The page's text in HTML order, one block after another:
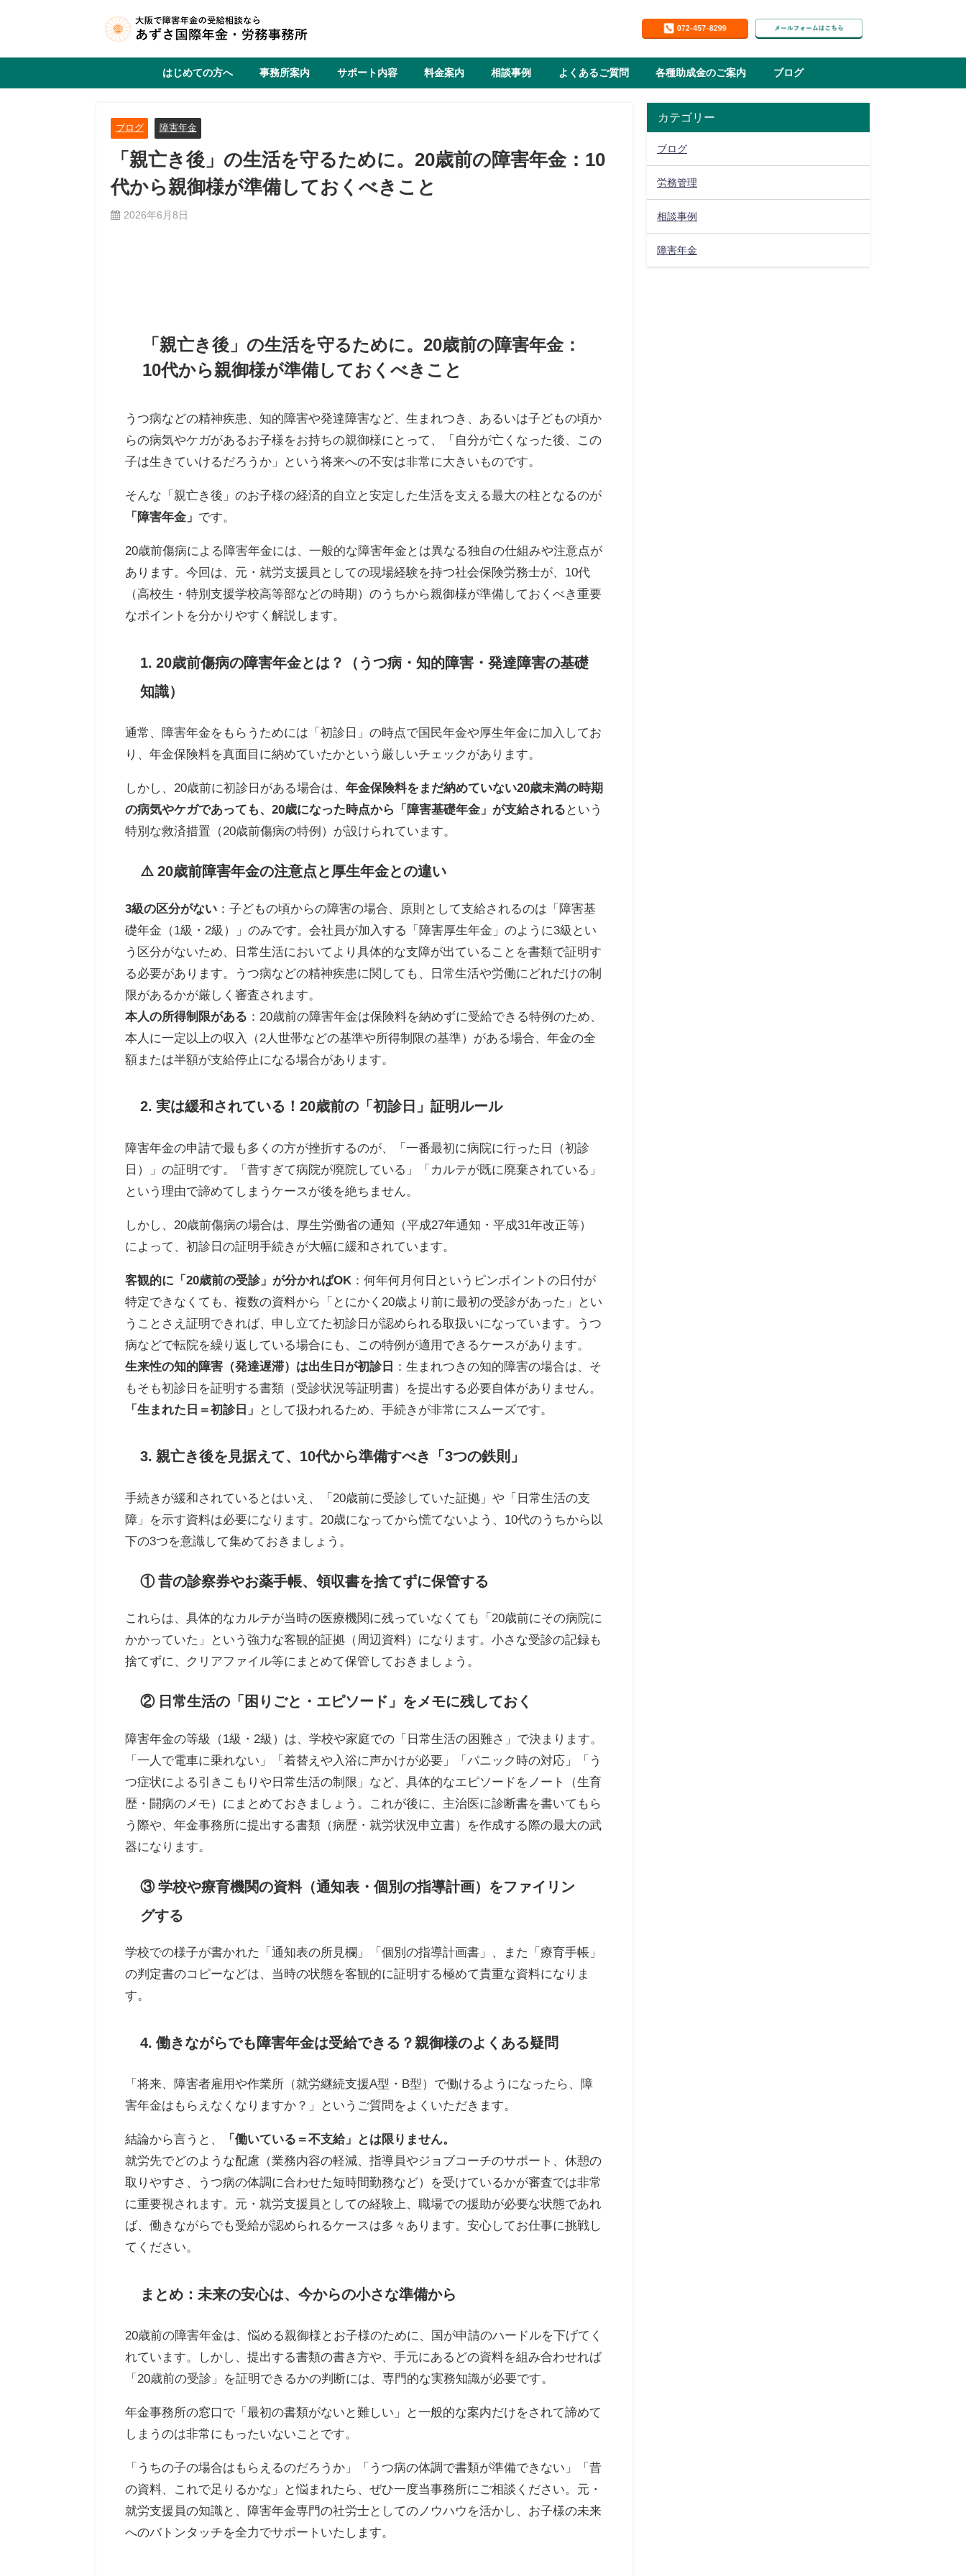
はじめての方へ 事務所案内 サポート内容 料金案内 相談事例 よくあるご質問 各種助成金のご案内 ブログ
ブログ 障害年金
「親亡き後」の生活を守るために。20歳前の障害年金：10
代から親御様が準備しておくべきこと
2026年6月8日
「親亡き後」の生活を守るために。20歳前の障害年金：
10代から親御様が準備しておくべきこと
うつ病などの精神疾患、知的障害や発達障害など、生まれつき、あるいは子どもの頃か
らの病気やケガがあるお子様をお持ちの親御様にとって、「自分が亡くなった後、この
子は生きていけるだろうか」という将来への不安は非常に大きいものです。
そんな「親亡き後」のお子様の経済的自立と安定した生活を支える最大の柱となるのが
「障害年金」 です。
20歳前傷病による障害年金には、一般的な障害年金とは異なる独自の仕組みや注意点が
あります。今回は、元・就労支援員としての現場経験を持つ社会保険労務士が、10代
（高校生・特別支援学校高等部などの時期）のうちから親御様が準備しておくべき重要
なポイントを分かりやすく解説します。
1. 20歳前傷病の障害年金とは？（うつ病・知的障害・発達障害の基礎
知識）
通常、障害年金をもらうためには「初診日」の時点で国民年金や厚生年金に加入してお
り、年金保険料を真面目に納めていたかという厳しいチェックがあります。
しかし、20歳前に初診日がある場合は、年金保険料をまだ納めていない20歳未満の時期
の病気やケガであっても、20歳になった時点から「障害基礎年金」が支給される という
特別な救済措置（20歳前傷病の特例）が設けられています。
⚠️ 20歳前障害年金の注意点と厚生年金との違い
3級の区分がない ：子どもの頃からの障害の場合、原則として支給されるのは「障害基
礎年金（1級・2級）」のみです。会社員が加入する「障害厚生年金」のように3級とい
う区分がないため、日常生活においてより具体的な支障が出ていることを書類で証明す
る必要があります。うつ病などの精神疾患に関しても、日常生活や労働にどれだけの制
限があるかが厳しく審査されます。
本人の所得制限がある ：20歳前の障害年金は保険料を納めずに受給できる特例のため、
本人に一定以上の収入（2人世帯などの基準や所得制限の基準）がある場合、年金の全
額または半額が支給停止になる場合があります。
2. 実は緩和されている！20歳前の「初診日」証明ルール
障害年金の申請で最も多くの方が挫折するのが、「一番最初に病院に行った日（初診
日）」の証明です。「昔すぎて病院が廃院している」「カルテが既に廃棄されている」
という理由で諦めてしまうケースが後を絶ちません。
しかし、20歳前傷病の場合は、厚生労働省の通知（平成27年通知・平成31年改正等）
によって、初診日の証明手続きが大幅に緩和されています。
客観的に「20歳前の受診」が分かればOK ：何年何月何日というピンポイントの日付が
特定できなくても、複数の資料から「とにかく20歳より前に最初の受診があった」とい
うことさえ証明できれば、申し立てた初診日が認められる取扱いになっています。うつ
病などで転院を繰り返している場合にも、この特例が適用できるケースがあります。
生来性の知的障害（発達遅滞）は出生日が初診日
：生まれつきの知的障害の場合は、そ
もそも初診日を証明する書類（受診状況等証明書）を提出する必要自体がありません。
「生まれた日＝初診日」
として扱われるため、手続きが非常にスムーズです。
3. 親亡き後を見据えて、10代から準備すべき「3つの鉄則」
手続きが緩和されているとはいえ、「20歳前に受診していた証拠」や「日常生活の支
障」を示す資料は必要になります。20歳になってから慌てないよう、10代のうちから以
下の3つを意識して集めておきましょう。
① 昔の診察券やお薬手帳、領収書を捨てずに保管する
これらは、具体的なカルテが当時の医療機関に残っていなくても「20歳前にその病院に
かかっていた」という強力な客観的証拠（周辺資料）になります。小さな受診の記録も
捨てずに、クリアファイル等にまとめて保管しておきましょう。
② 日常生活の「困りごと・エピソード」をメモに残しておく
障害年金の等級（1級・2級）は、学校や家庭での「日常生活の困難さ」で決まります。
「一人で電車に乗れない」「着替えや入浴に声かけが必要」「パニック時の対応」「う
つ症状による引きこもりや日常生活の制限」など、具体的なエピソードをノート（生育
歴・闘病のメモ）にまとめておきましょう。これが後に、主治医に診断書を書いてもら
う際や、年金事務所に提出する書類（病歴・就労状況申立書）を作成する際の最大の武
器になります。
③ 学校や療育機関の資料（通知表・個別の指導計画）をファイリン
グする
学校での様子が書かれた「通知表の所見欄」「個別の指導計画書」、また「療育手帳」
の判定書のコピーなどは、当時の状態を客観的に証明する極めて貴重な資料になりま
す。
4. 働きながらでも障害年金は受給できる？親御様のよくある疑問
「将来、障害者雇用や作業所（就労継続支援A型・B型）で働けるようになったら、障
害年金はもらえなくなりますか？」というご質問をよくいただきます。
結論から言うと、
「働いている＝不支給」とは限りません。
就労先でどのような配慮（業務内容の軽減、指導員やジョブコーチのサポート、休憩の
取りやすさ、うつ病の体調に合わせた短時間勤務など）を受けているかが審査では非常
に重要視されます。元・就労支援員としての経験上、職場での援助が必要な状態であれ
ば、働きながらでも受給が認められるケースは多々あります。安心してお仕事に挑戦し
てください。
まとめ：未来の安心は、今からの小さな準備から
20歳前の障害年金は、悩める親御様とお子様のために、国が申請のハードルを下げてく
れています。しかし、提出する書類の書き方や、手元にあるどの資料を組み合わせれば
「20歳前の受診」を証明できるかの判断には、専門的な実務知識が必要です。
年金事務所の窓口で「最初の書類がないと難しい」と一般的な案内だけをされて諦めて
しまうのは非常にもったいないことです。
「うちの子の場合はもらえるのだろうか」「うつ病の体調で書類が準備できない」「昔
の資料、これで足りるかな」と悩まれたら、ぜひ一度当事務所にご相談ください。元・
就労支援員の知識と、障害年金専門の社労士としてのノウハウを活かし、お子様の未来
へのバトンタッチを全力でサポートいたします。
カテゴリー
ブログ
労務管理
相談事例
障害年金